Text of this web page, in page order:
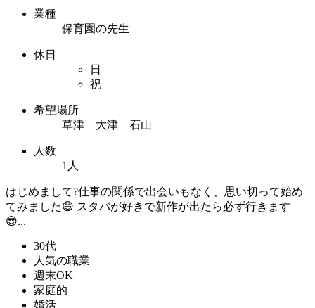
業種
保育園の先生
休日
日
祝
希望場所
草津 大津 石山
人数
1人
はじめまして?仕事の関係で出会いもなく、思い切って始め
てみました😄 スタバが好きで新作が出たら必ず行きます
😎...
30代
人気の職業
週末OK
家庭的
婚活